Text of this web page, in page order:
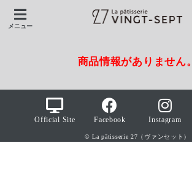
メニュー
商品情報がありません。
Official Site Facebook Instagram
© La pâtisserie 27（ヴァンセット）